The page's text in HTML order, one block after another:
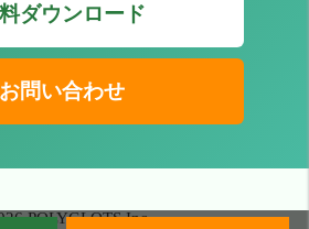
ますから。もちろん、おかしな英文
のでしょうが、基本的には社内を相
すから最初は失敗してもいいと考え
岡崎さんは、2024年9月から翌年1月
と相談し、目標を「一人で海外出張
ダウンロード
お問い合わせ
POLYGLOTS,Inc.